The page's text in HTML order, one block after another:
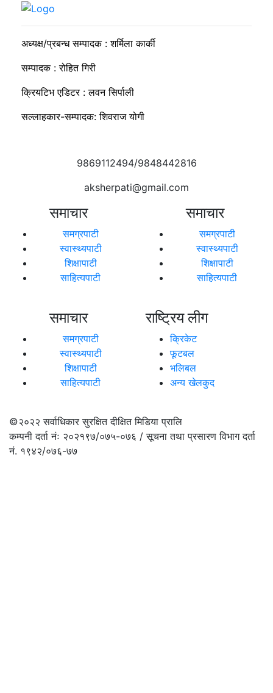
सुदीप्ता क्यान्सर सर्भाइभर र्याम्प शो : जीवनले मृत्युलाई जितेको उत्सव
अध्यक्ष/प्रबन्ध सम्पादक : शर्मिला कार्की
सम्पादक : रोहित गिरी
क्रियटिभ एडिटर : लवन सिर्पाली
सल्लाहकार-सम्पादक: शिवराज योगी
9869112494/9848442816
aksherpati@gmail.com
समाचार
समग्रपाटी
स्वास्थ्यपाटी
शिक्षापाटी
साहित्यपाटी
समाचार
समग्रपाटी
स्वास्थ्यपाटी
शिक्षापाटी
साहित्यपाटी
समाचार
समग्रपाटी
स्वास्थ्यपाटी
शिक्षापाटी
साहित्यपाटी
राष्ट्रिय लीग
क्रिकेट
फूटबल
भलिबल
अन्य खेलकुद
©२०२२सर्वाधिकार सुरक्षित दीक्षित मिडिया प्रालि
कम्पनी दर्ता नंः २०२१९७/०७५-०७६ / सूचना तथा प्रसारण विभाग दर्ता
नं. १९४२/०७६-७७